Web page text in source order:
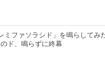
ミファソラシド」を鳴らしてみ
ド、鳴らずに終幕